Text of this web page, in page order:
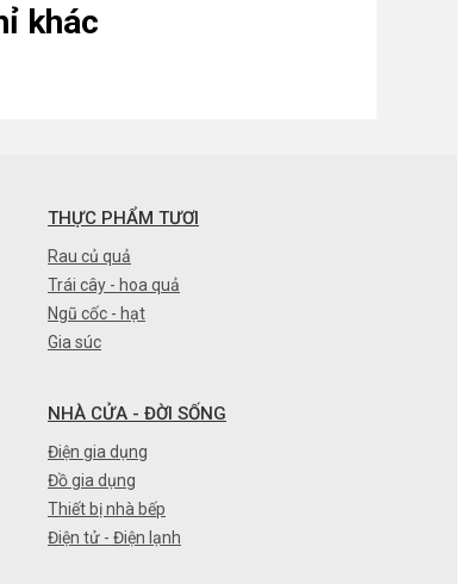
khác
THỰC PHẨM TƯƠI
Rau củ quả
Trái cây - hoa quả
Ngũ cốc - hạt
Gia súc
NHÀ CỬA - ĐỜI SỐNG
Điện gia dụng
Đồ gia dụng
Thiết bị nhà bếp
Điện tử - Điện lạnh